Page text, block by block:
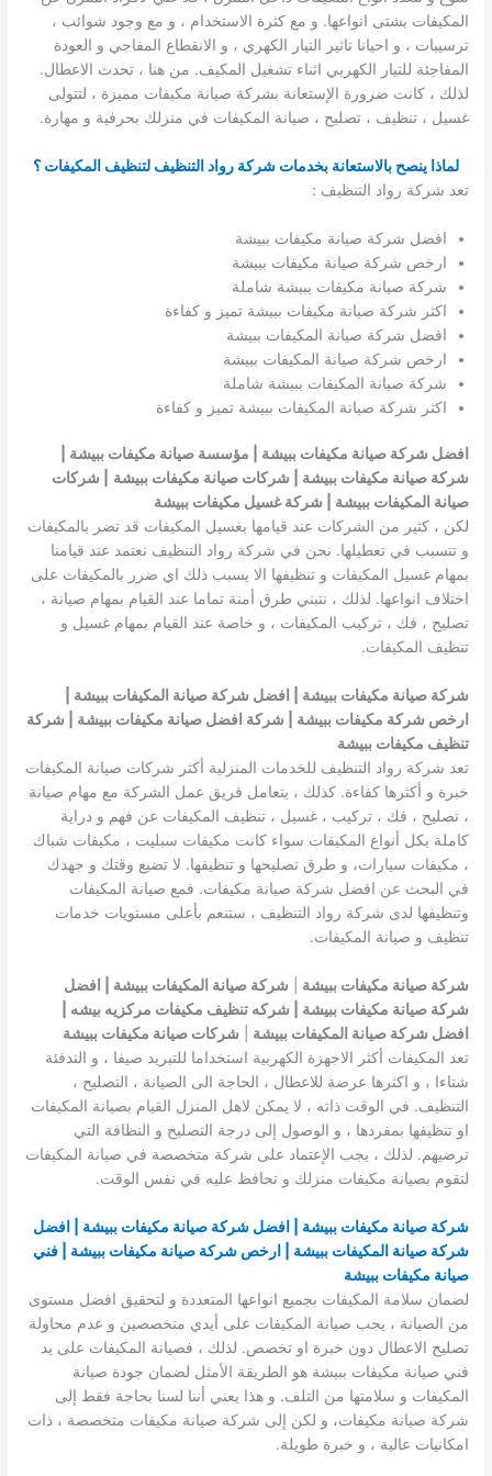
المكيفات بشتى انواعها. و مع كثرة الاستخدام ، و مع وجود شوائب ،
ترسيبات ، و احيانا تاثير التيار الكهري ، و الانقطاع المفاجي و العودة
المفاجئة للتيار الكهربي اثناء تشغيل المكيف. من هنا ، تحدث الاعطال.
لذلك ، كانت ضرورة الإستعانة بشركة صيانة مكيفات مميزة ، لتتولى
غسيل ، تنظيف ، تصليح ، صيانة المكيفات في منزلك بحرفية و مهارة.
لماذا ينصح بالاستعانة بخدمات شركة رواد التنظيف لتنظيف المكيفات ؟
تعد شركة رواد التنظيف :
افضل شركة صيانة مكيفات ببيشة
ارخص شركة صيانة مكيفات ببيشة
شركة صيانة مكيفات ببيشة شاملة
اكثر شركة صيانة مكيفات ببيشة تميز و كفاءة
افضل شركة صيانة المكيفات ببيشة
ارخص شركة صيانة المكيفات ببيشة
شركة صيانة المكيفات ببيشة شاملة
اكثر شركة صيانة المكيفات ببيشة تميز و كفاءة
افضل شركة صيانة مكيفات ببيشة | مؤسسة صيانة مكيفات ببيشة |
شركة صيانة مكيفات ببيشة | شركات صيانة مكيفات ببيشة
| شركات
صيانة المكيفات ببيشة | شركة غسيل مكيفات ببيشة
لكن ، كثير من الشركات عند قيامها بغسيل المكيفات قد تضر بالمكيفات
و تتسبب في تعطيلها. نحن في شركة رواد التنظيف نعتمد عند قيامنا
بمهام غسيل المكيفات و تنظيفها الا يسبب ذلك اي ضرر بالمكيفات على
اختلاف انواعها. لذلك ، نتبني طرق أمنة تماما عند القيام بمهام صيانة ،
تصليح ، فك ، تركيب المكيفات ، و خاصة عند القيام بمهام غسيل و
تنظيف المكيفات.
شركة صيانة مكيفات ببيشة | افضل شركة صيانة المكيفات ببيشة |
ارخص شركة مكيفات ببيشة | شركة افضل صيانة مكيفات ببيشة | شركة
تنظيف مكيفات ببيشة
تعد شركة رواد التنظيف للخدمات المنزلية أكثر شركات صيانة المكيفات
خبرة و أكثرها كفاءة. كذلك ، يتعامل فريق عمل الشركة مع مهام صيانة
، تصليح ، فك ، تركيب ، غسيل ، تنظيف المكيفات عن فهم و دراية
كاملة بكل أنواع المكيفات سواء كانت مكيفات سبليت ، مكيفات شباك
، مكيفات سيارات، و طرق تصليحها و تنظيفها. لا تضيع وقتك و جهدك
في البحث عن افضل شركة صيانة مكيفات. فمع صيانة المكيفات
وتنظيفها لدى شركة رواد التنظيف ، ستنعم بأعلى مستويات خدمات
تنظيف و صيانة المكيفات.
شركة صيانة مكيفات ببيشة
شركة صيانة المكيفات ببيشة | افضل
شركة صيانة مكيفات ببيشة | شركه تنظيف مكيفات مركزيه بيشه |
افضل شركة صيانة المكيفات ببيشة
شركات صيانة مكيفات ببيشة
تعد المكيفات أكثر الاجهزة الكهربية استخداما للتبريد صيفا ، و التدفئة
شتاءا ، و اكثرها عرضة للاعطال ، الحاجة الى الصيانة ، التصليح ،
التنظيف. في الوقت ذاته ، لا يمكن لاهل المنزل القيام بصيانة المكيفات
او تنظيفها بمفردها ، و الوصول إلى درجة التصليح و النظافة التي
ترضيهم. لذلك ، يجب الإعتماد على شركة متخصصة في صيانة المكيفات
لتقوم بصيانة مكيفات منزلك و تحافظ عليه في نفس الوقت.
شركة صيانة مكيفات ببيشة | افضل شركة صيانة مكيفات ببيشة | افضل
شركة صيانة المكيفات ببيشة | ارخص شركة صيانة مكيفات ببيشة | فني
صيانة مكيفات ببيشة
لضمان سلامة المكيفات بجميع انواعها المتعددة و لتحقيق افضل مستوى
من الصيانة ، يجب صيانة المكيفات على أيدي متخصصين و عدم محاولة
تصليح الاعطال دون خبرة او تخصص. لذلك ، فصيانة المكيفات على يد
فني صيانة مكيفات ببيشة هو الطريقة الأمثل لضمان جودة صيانة
المكيفات و سلامتها من التلف. و هذا يعني أننا لسنا بحاجة فقط إلى
شركة صيانة مكيفات، و لكن إلى شركة صيانة مكيفات متخصصة ، ذات
امكانيات عالية ، و خبرة طويلة.